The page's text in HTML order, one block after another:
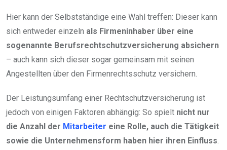
Hier kann der Selbstständige eine Wahl treffen: Dieser kann
sich entweder einzeln als Firmeninhaber über eine
sogenannte Berufsrechtschutzversicherung absichern
– auch kann sich dieser sogar gemeinsam mit seinen
Angestellten über den Firmenrechtsschutz versichern.
Der Leistungsumfang einer Rechtschutzversicherung ist
jedoch von einigen Faktoren abhängig: So spielt nicht nur
die Anzahl der Mitarbeiter eine Rolle, auch die Tätigkeit
sowie die Unternehmensform haben hier ihren Einfluss.